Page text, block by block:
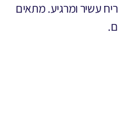
עשיר ומרגיע. מתאים